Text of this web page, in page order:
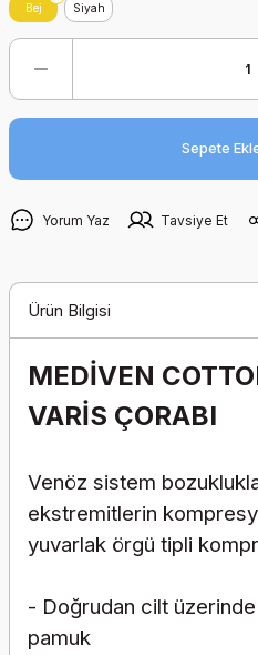
Bej Siyah
Sepete
Yorum Yaz Tavsiye Et
Ürün Bilgisi
MEDİVEN
VARİS ÇORABI
Venöz sistem
ekstremitlerin
yuvarlak örgü tipli
- Doğrudan cilt
pamuk